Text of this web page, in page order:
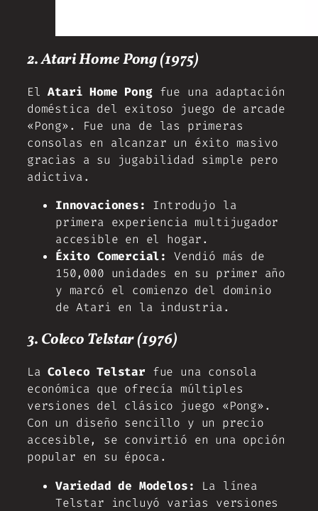
2. Atari Home Pong (1975)
ElAtari Home Pongfue una adaptación
doméstica del exitoso juego de arcade
«Pong». Fue una de las primeras
consolas en alcanzar un éxito masivo
gracias a su jugabilidad simple pero
adictiva.
Innovaciones:
Introdujo la
primera experiencia multijugador
accesible en el hogar.
Éxito Comercial:
Vendió más de
150,000 unidades en su primer año
y marcó el comienzo del dominio
de Atari en la industria.
3. Coleco Telstar (1976)
LaColeco Telstar fue una consola
económica que ofrecía múltiples
versiones del clásico juego «Pong».
Con un diseño sencillo y un precio
accesible, se convirtió en una opción
popular en su época.
Variedad de Modelos:
La línea
Telstar incluyó varias versiones